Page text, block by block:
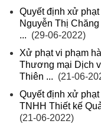
Quyết định xử
Nguyễn Thị
... (29-06-2022)
Xử phạt vi phạm
Thương mại Dịch
Thiên ... (21-06-
Quyết định xử
TNHH Thiết kế
(21-06-2022)